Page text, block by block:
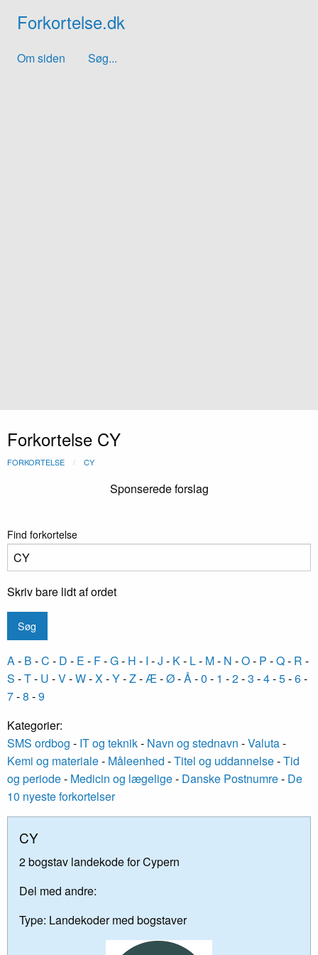
Forkortelse.dk
Om siden Søg...
Forkortelse CY
FORKORTELSE CY
Sponserede forslag
Find forkortelse
Skriv bare lidt af ordet
A- B -C - D - E - F-G- H - I -J - K- L- M- N -O- P -Q- R -
S -T- U -V-W-X-Y-Z-Æ-Ø-Å-0 - 1 -2-3 -4-5-6-
7-8 -9
Kategorier:
SMS ordbog - IT og teknik- Navn og stednavn -Valuta-
Kemi og materiale- Måleenhed -Titel og uddannelse-Tid
og periode- Medicin og lægelige- Danske Postnumre- De
10 nyeste forkortelser
CY
2 bogstav landekode for Cypern
Del med andre:
Type: Landekoder med bogstaver